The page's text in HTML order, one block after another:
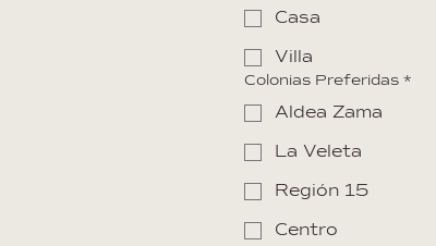
Casa
Villa
Colonias Preferidas *
Aldea Zama
La Veleta
Región 15
Centro